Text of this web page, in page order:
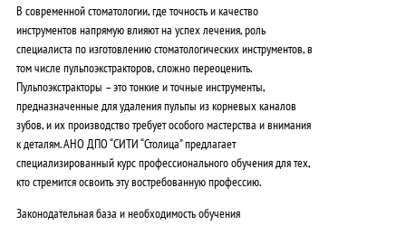
В современной стоматологии, где точность и качество
инструментов напрямую влияют на успех лечения, роль
специалиста по изготовлению стоматологических инструментов, в
том числе пульпоэкстракторов, сложно переоценить.
Пульпоэкстракторы – это тонкие и точные инструменты,
предназначенные для удаления пульпы из корневых каналов
зубов, и их производство требует особого мастерства и внимания
к деталям. АНО ДПО “СИТИ “Столица” предлагает
специализированный курс профессионального обучения для тех,
кто стремится освоить эту востребованную профессию.
Законодательная база и необходимость обучения